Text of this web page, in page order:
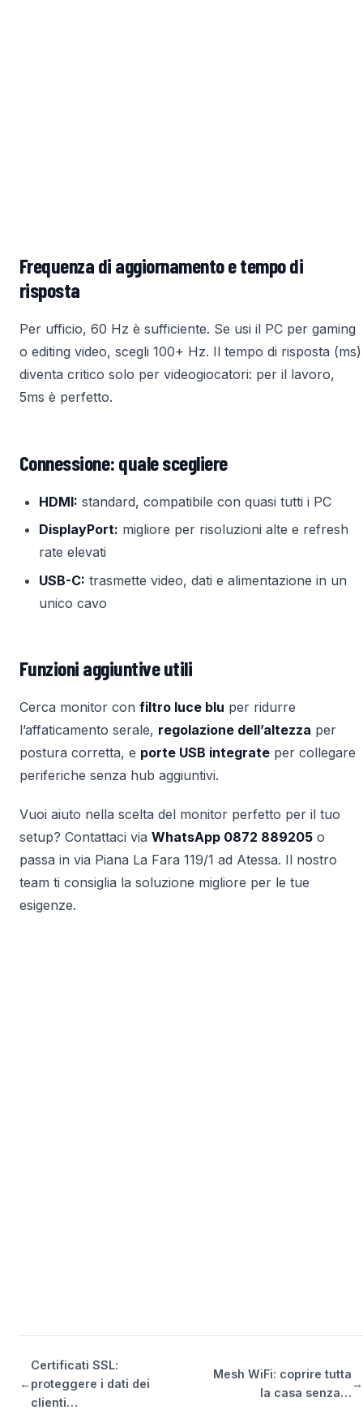
Frequenza di aggiornamento e tempo di
risposta
Per ufficio, 60 Hz è sufficiente. Se usi il PC per gaming
o editing video, scegli 100+ Hz. Il tempo di risposta (ms)
diventa critico solo per videogiocatori: per il lavoro,
5ms è perfetto.
Connessione: quale scegliere
HDMI: standard, compatibile con quasi tutti i PC
DisplayPort: migliore per risoluzioni alte e refresh
rate elevati
USB-C: trasmette video, dati e alimentazione in un
unico cavo
Funzioni aggiuntive utili
Cerca monitor con filtro luce blu per ridurre
l’affaticamento serale, regolazione dell’altezza per
postura corretta, e porte USB integrate per collegare
periferiche senza hub aggiuntivi.
Vuoi aiuto nella scelta del monitor perfetto per il tuo
setup? Contattaci via WhatsApp 0872 889205 o
passa in via Piana La Fara 119/1 ad Atessa. Il nostro
team ti consiglia la soluzione migliore per le tue
esigenze.
←
Certificati SSL:
proteggere i dati dei
clienti…
Mesh WiFi: coprire tutta
la casa senza…
→